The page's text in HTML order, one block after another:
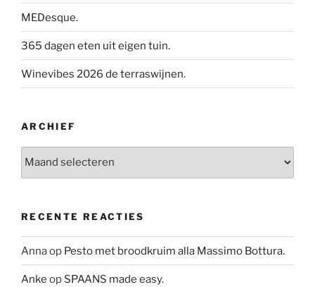
MEDesque.
365 dagen eten uit eigen tuin.
Winevibes 2026 de terraswijnen.
ARCHIEF
RECENTE REACTIES
Annaop Pesto met broodkruim alla Massimo Bottura.
Anke op SPAANS made easy.